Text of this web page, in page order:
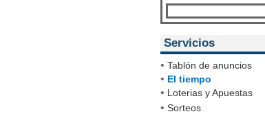
Servicios
• Tablón de anuncios
• El tiempo
• Loterias y Apuestas
• Sorteos